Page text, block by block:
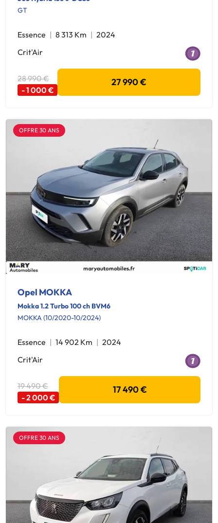
GT
Essence 8 313 Km
2024
Crit'Air
28 990 €
- 1 000 €
27 990 €
OFFRE 30 ANS
Opel MOKKA
Mokka 1.2 Turbo 100 ch BVM6
MOKKA (10/2020-10/2024)
Essence 14 902 Km
2024
Crit'Air
19 490 €
- 2 000 €
17 490 €
OFFRE 30 ANS